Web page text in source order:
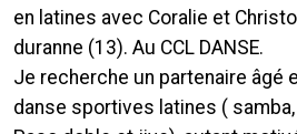
en latines avec Coralie et
duranne (13). Au CCL DANSE.
Je recherche un partenaire âgé
danse sportives latines (